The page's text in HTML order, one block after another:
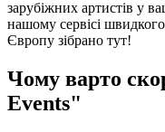
зарубіжних артистів у
нашому сервісі
Європу зібрано тут!
Чому варто
Events"